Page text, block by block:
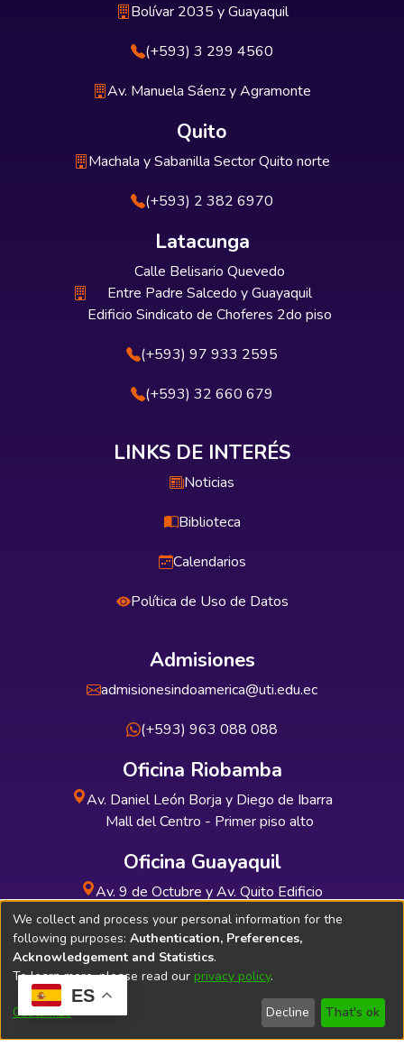
ES
Bolívar 2035 y Guayaquil
(+593) 3 299 4560
Av. Manuela Sáenz y Agramonte
Quito
Machala y Sabanilla Sector Quito norte
(+593) 2 382 6970
Latacunga
Calle Belisario Quevedo
Entre Padre Salcedo y Guayaquil
Edificio Sindicato de Choferes 2do piso
(+593) 97 933 2595
(+593) 32 660 679
LINKS DE INTERÉS
Noticias
Biblioteca
Calendarios
Política de Uso de Datos
Admisiones
admisionesindoamerica@uti.edu.ec
(+593) 963 088 088
Oficina Riobamba
Av. Daniel León Borja y Diego de Ibarra
Mall del Centro - Primer piso alto
Oficina Guayaquil
Av. 9 de Octubre y Av. Quito Edificio
INDUAUTO - Planta baja
Soporte Técnico Bibliolatino.com
We collect and process your personal information for the
following purposes: Authentication, Preferences,
Acknowledgement and Statistics.
To learn more, please read our privacy policy.
Customize Decline That's ok